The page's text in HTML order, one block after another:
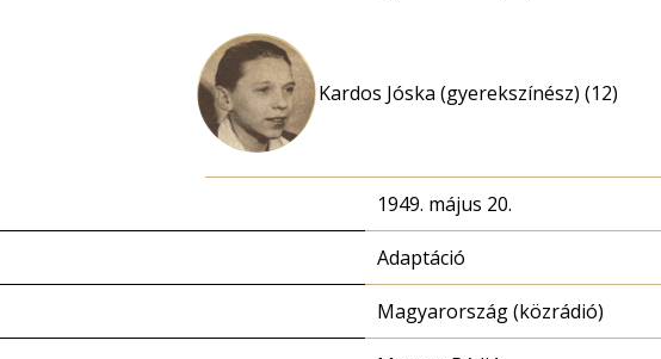
Kardos Jóska (gyerekszínész) (12)
1949. május 20.
Adaptáció
Magyarország (közrádió)